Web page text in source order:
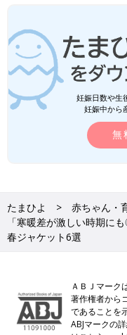
妊娠日数や生
妊娠中から
無
たまひよ 赤ちゃん・
「寒暖差が激しい時期に
春ジャケット6選
ＡＢＪマーク
著作権者から
であることを
ABJマークの